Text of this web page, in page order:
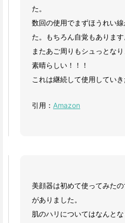
た。
数回の使用でまずほうれい
た。もちろん自覚もあります
またあご周りもシュっとなり
素晴らしい！！！
これは継続して使用していき
引用： Amazon
美顔器は初めて使ってみた
がありました。
肌のハリについてはなんと